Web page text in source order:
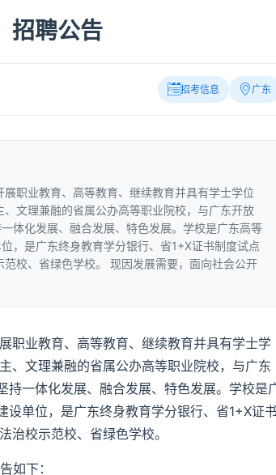
招聘公告
招考信息 广东
职业教育、高等教育、继续教育并具有学士学位
文理兼融的省属公办高等职业院校，与广东开放
体化发展、融合发展、特色发展。学校是广东高等
，是广东终身教育学分银行、省1+X证书制度试点
校、省绿色学校。 现因发展需要，面向社会公开
职业教育、高等教育、继续教育并具有学士学
、文理兼融的省属公办高等职业院校，与广东
持一体化发展、融合发展、特色发展。学校是
设单位，是广东终身教育学分银行、省1+X证
治校示范校、省绿色学校。
如下：